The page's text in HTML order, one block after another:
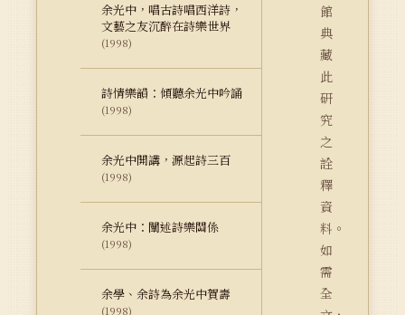
余光中，唱古詩唱西洋詩，
文藝之友沉醉在詩樂世界
(1998)
詩情樂韻：傾聽余光中吟誦
(1998)
余光中開講，源起詩三百
(1998)
余光中：闡述詩樂關係
(1998)
余學、余詩為余光中賀壽
(1998)
館
典
藏
此
研
究
之
詮
釋
資
料。
如
需
全